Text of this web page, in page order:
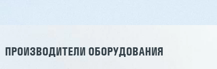
ПРОИЗВОДИТЕЛИ ОБОРУДОВАНИЯ